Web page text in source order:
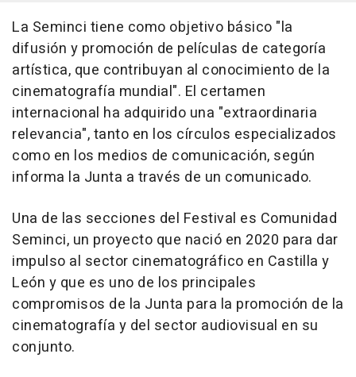
La Seminci tiene como objetivo básico "la
difusión y promoción de películas de categoría
artística, que contribuyan al conocimiento de la
cinematografía mundial". El certamen
internacional ha adquirido una "extraordinaria
relevancia", tanto en los círculos especializados
como en los medios de comunicación, según
informa la Junta a través de un comunicado.
Una de las secciones del Festival es Comunidad
Seminci, un proyecto que nació en 2020 para dar
impulso al sector cinematográfico en Castilla y
León y que es uno de los principales
compromisos de la Junta para la promoción de la
cinematografía y del sector audiovisual en su
conjunto.